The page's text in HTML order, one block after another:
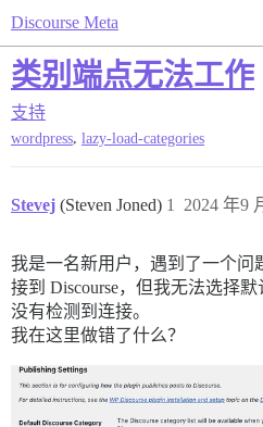
Discourse Meta
类别端点无法工作
支持
wordpress, lazy-load-categories
Stevej (Steven Joned) 2024 年9
1
我是一名新用户，遇到了一个问
接到 Discourse，但我无法选择
没有检测到连接。
我在这里做错了什么？